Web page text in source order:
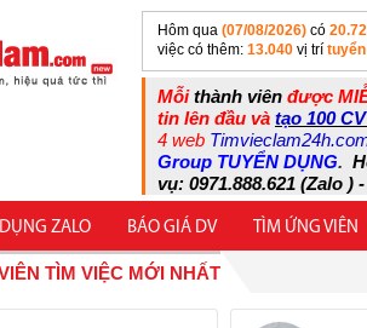
Hôm qua (07/08/2026) có
việc có thêm: 13.040 vị trí
Mỗithành viên được
tin lên đầu và tạo 100
4 web
Group TUYỂN DỤNG.
vụ: 0971.888.621 (Zalo )
ZALO BÁO GIÁ DV TÌM ỨNG VIÊN
TÌM VIỆC MỚI NHẤT